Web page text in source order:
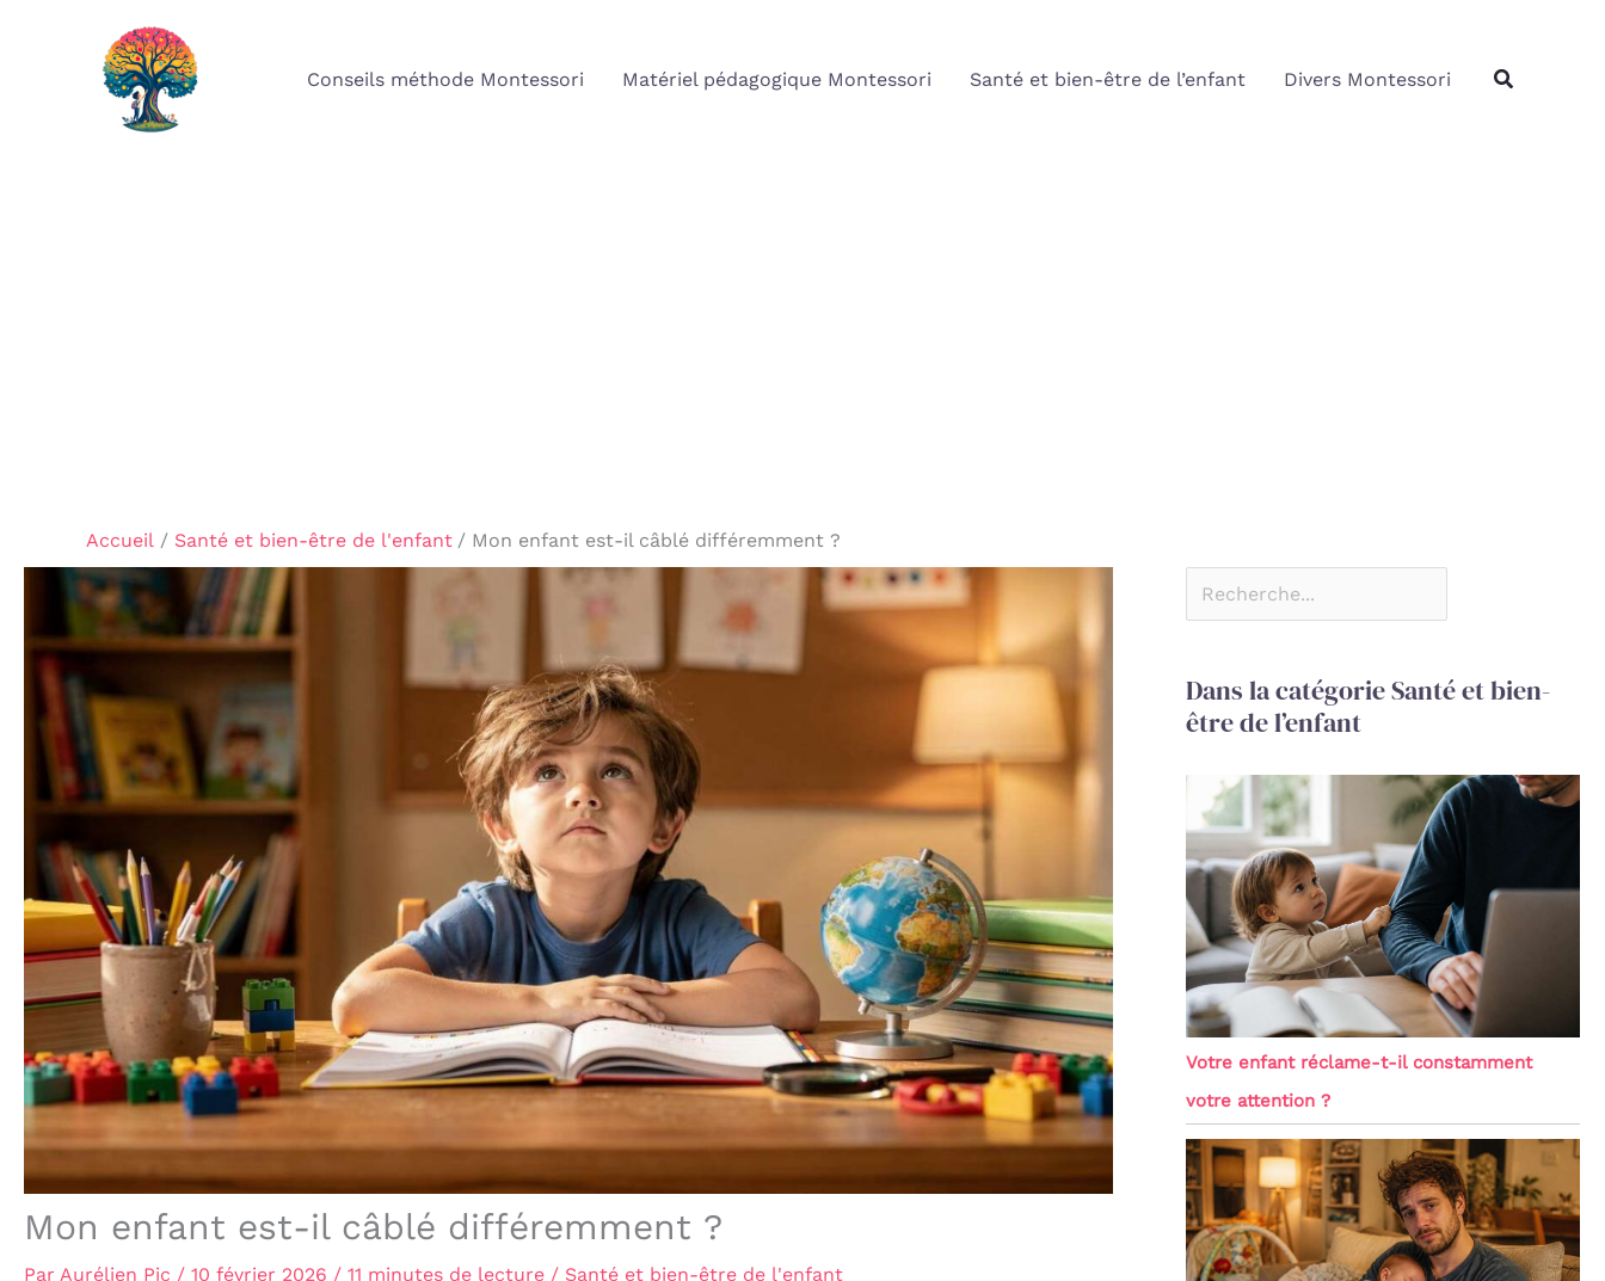
Conseils méthode Montessori Matériel pédagogique Montessori Santé et bien-être de l’enfant Divers Montessori
Accueil Santé et bien-être de l'enfant Mon enfant est-il câblé différemment ?
Mon enfant est-il câblé différemment ?
Par Aurélien Pic / 10 février 2026 / 11 minutes de lecture / Santé et bien-être de l'enfant
Dans la catégorie Santé et bien-
être de l’enfant
Votre enfant réclame-t-il constamment
votre attention ?